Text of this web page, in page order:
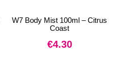
W7 Body Mist 100ml – Citrus
Coast
€4.30